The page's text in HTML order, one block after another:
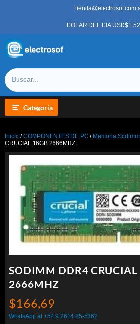
DOLAR DEL DIA
Categoría
Inicio /COMPONENTES DE PC / Memoria Sodimm
CRUCIAL 16GB 2666MHZ
SODIMM DDR4 CRUCIAL
2666MHZ
$166,69
WhatsApp al +54 9 2614 85-5362